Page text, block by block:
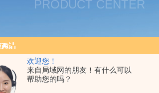
欢迎您！
来自局域网的朋友！有什么可以
帮助您的吗？
PRODUCT CENTER